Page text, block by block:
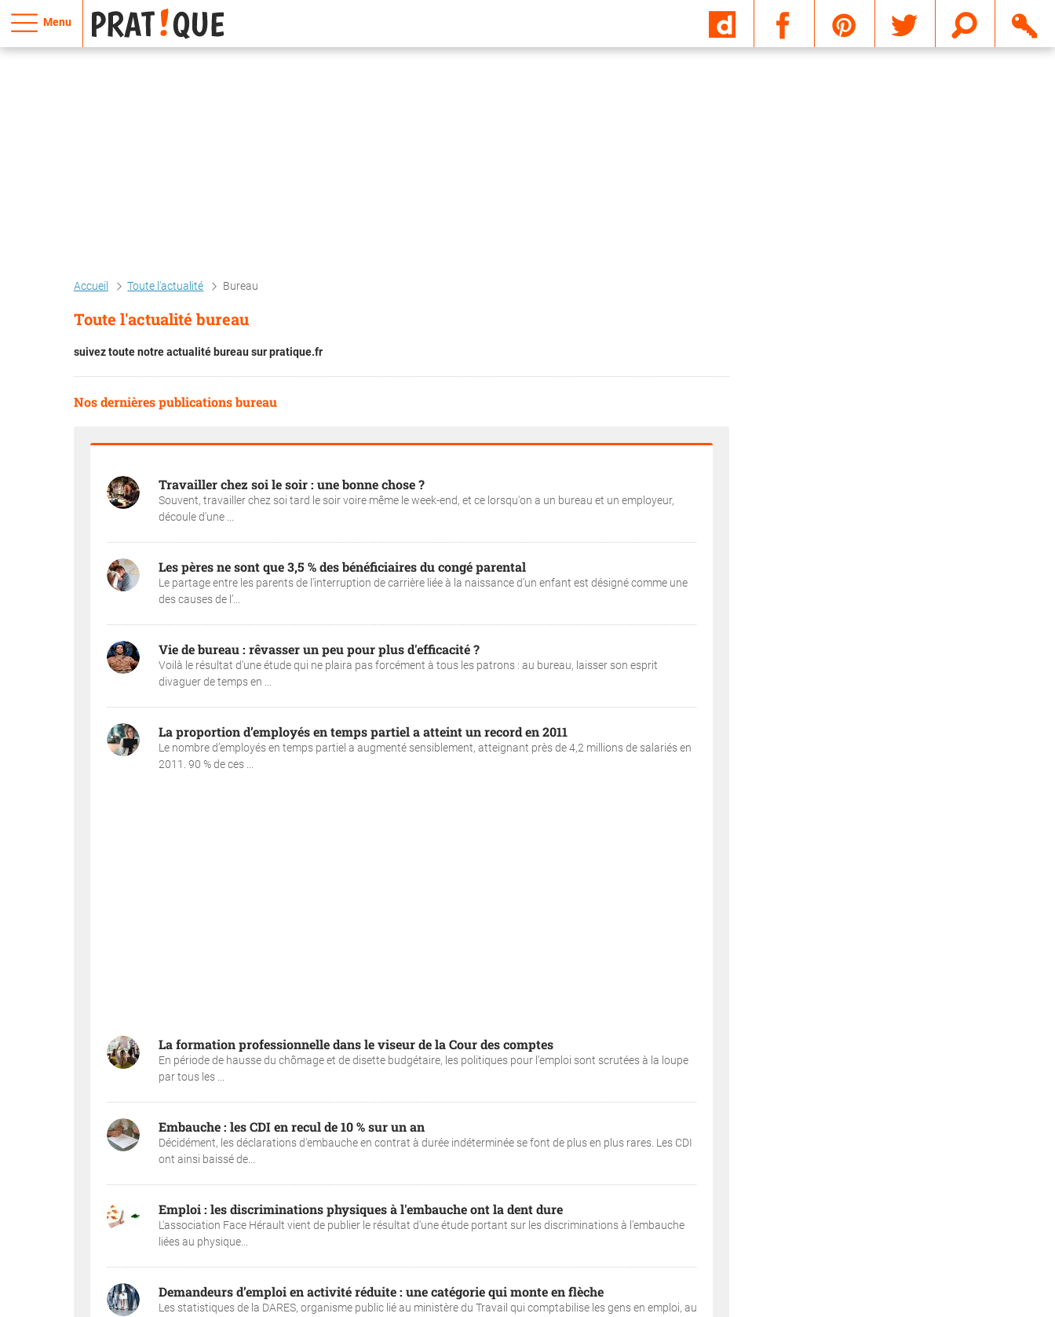
Menu
Accueil Toute l'actualité Bureau
Toute l'actualité bureau
suivez toute notre actualité bureau sur pratique.fr
Nos dernières publications bureau
Travailler chez soi le soir : une bonne chose ?
Souvent, travailler chez soi tard le soir voire même le week-end, et ce lorsqu'on a un bureau et un employeur,
découle d'une ...
Les pères ne sont que 3,5 % des bénéficiaires du congé parental
Le partage entre les parents de l’interruption de carrière liée à la naissance d’un enfant est désigné comme une
des causes de l’...
Vie de bureau : rêvasser un peu pour plus d'efficacité ?
Voilà le résultat d'une étude qui ne plaira pas forcément à tous les patrons : au bureau, laisser son esprit
divaguer de temps en ...
La proportion d’employés en temps partiel a atteint un record en 2011
Le nombre d’employés en temps partiel a augmenté sensiblement, atteignant près de 4,2 millions de salariés en
2011. 90 % de ces ...
La formation professionnelle dans le viseur de la Cour des comptes
En période de hausse du chômage et de disette budgétaire, les politiques pour l’emploi sont scrutées à la loupe
par tous les ...
Embauche : les CDI en recul de 10 % sur un an
Décidément, les déclarations d'embauche en contrat à durée indéterminée se font de plus en plus rares. Les CDI
ont ainsi baissé de...
Emploi : les discriminations physiques à l'embauche ont la dent dure
L'association Face Hérault vient de publier le résultat d'une étude portant sur les discriminations à l'embauche
liées au physique...
Demandeurs d’emploi en activité réduite : une catégorie qui monte en flèche
Les statistiques de la DARES, organisme public lié au ministère du Travail qui comptabilise les gens en emploi, au